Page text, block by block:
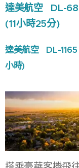
達美航空
(11小時25分)
達美航空 DL-
小時)